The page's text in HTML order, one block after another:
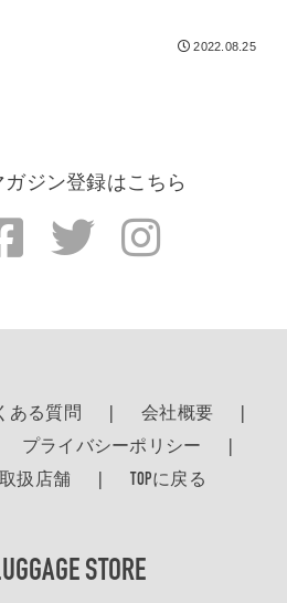
2022.08.25
ガジン登録はこちら
ある質問
会社概要
プライバシーポリシー
扱店舗
TOPに戻る
STORE